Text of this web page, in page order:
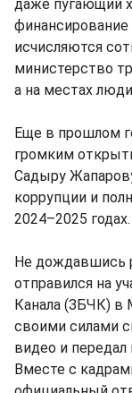
даже пугающий
исчисляются
министерство
а на местах
Еще в прошлом
громким
Садыру
коррупции и
2024–2025 годах.
Не дождавшись
отправился на
Канала (ЗБЧК) в
своими силами
видео и
Вместе с